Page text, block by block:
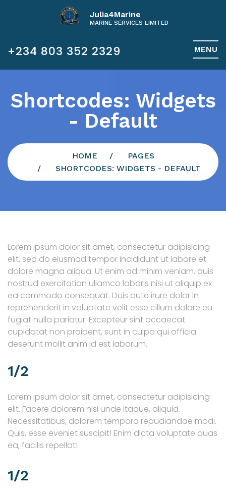
Julia4Marine
MARINE SERVICES LIMITED
+234 803 352 2329 MENU
Shortcodes: Widgets
- Default
HOME
PAGES
SHORTCODES: WIDGETS - DEFAULT
Lorem ipsum dolor sit amet, consectetur adipisicing
elit, sed do eiusmod tempor incididunt ut labore et
dolore magna aliqua. Ut enim ad minim veniam, quis
nostrud exercitation ullamco laboris nisi ut aliquip ex
ea commodo consequat. Duis aute irure dolor in
reprehenderit in voluptate velit esse cillum dolore eu
fugiat nulla pariatur. Excepteur sint occaecat
cupidatat non proident, sunt in culpa qui officia
deserunt mollit anim id est laborum.
1/2
Lorem ipsum dolor sit amet, consectetur adipisicing
elit. Facere dolorem nisi unde itaque, aliquid.
Necessitatibus, dolorem tempora repudiandae modi.
Quis, esse eveniet suscipit! Enim dicta voluptate quas
ea, facilis repellat!
1/2